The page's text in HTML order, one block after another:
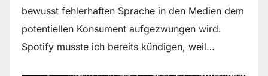
bewusst fehlerhaften Sprache in den Medien dem
potentiellen Konsument aufgezwungen wird.
Spotify musste ich bereits kündigen, weil…